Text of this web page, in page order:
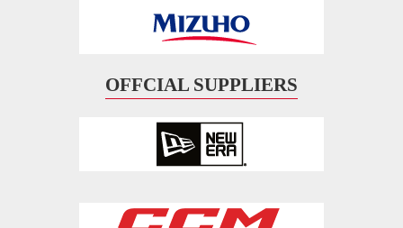
OFFCIAL SUPPLIERS